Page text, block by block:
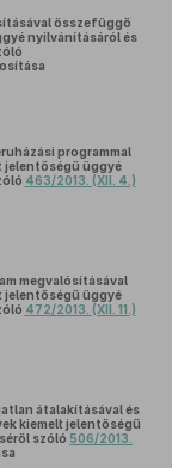
összefüggő
nyilvánításáról és
programmal
jelentőségű üggyé
463/2013. (XII. 4.)
megvalósításával
jelentőségű üggyé
472/2013. (XII. 11.)
átalakításával és
kiemelt jelentőségű
szóló 506/2013.